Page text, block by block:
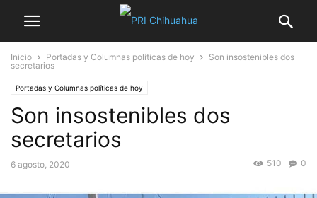
Inicio Portadas y Columnas políticas de hoy
Son insostenibles dos
secretarios
Portadas y Columnas políticas de hoy
Son insostenibles dos
secretarios
6 agosto, 2020 0
510